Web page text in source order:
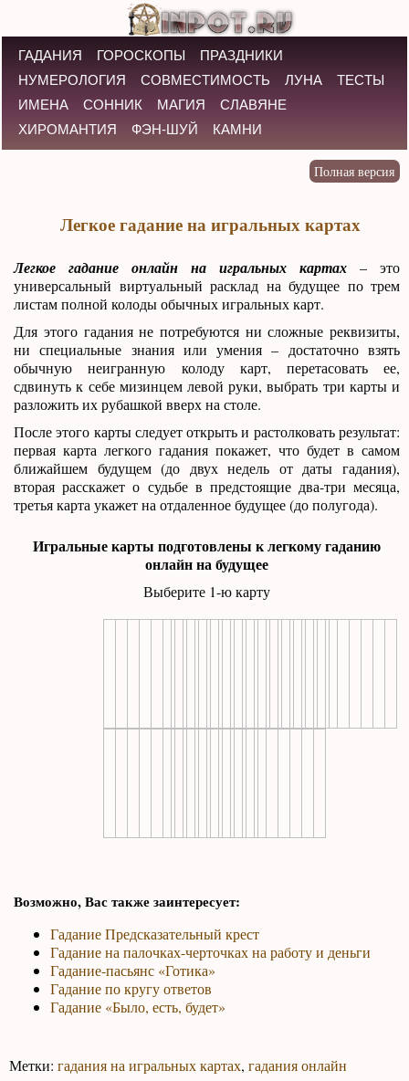
ГАДАНИЯ ГОРОСКОПЫ
ПРАЗДНИКИ
НУМЕРОЛОГИЯ
СОВМЕСТИМОСТЬ ЛУНА
ТЕСТЫ
ИМЕНА
СОННИК МАГИЯ
СЛАВЯНЕ
ХИРОМАНТИЯ
ФЭН-ШУЙ КАМНИ
Легкое гадание на игральных картах
Легкое гадание онлайн на игральных картах – это
универсальный виртуальный расклад на будущее по трем
листам полной колоды обычных игральных карт.
Для этого гадания не потребуются ни сложные реквизиты,
ни специальные знания или умения – достаточно взять
обычную неигранную колоду карт, перетасовать ее,
сдвинуть к себе мизинцем левой руки, выбрать три карты и
разложить их рубашкой вверх на столе.
После этого карты следует открыть и растолковать результат:
первая карта легкого гадания покажет, что будет в самом
ближайшем будущем (до двух недель от даты гадания),
вторая расскажет о судьбе в предстоящие два-три месяца,
третья карта укажет на отдаленное будущее (до полугода).
Игральные карты подготовлены к легкому гаданию
онлайн на будущее
Выберите 1-ю карту
Возможно, Вас также заинтересует:
Гадание Предсказательный крест
Гадание на палочках-черточках на работу и деньги
Гадание-пасьянс «Готика»
Гадание по кругу ответов
Гадание «Было, есть, будет»
Метки:гадания на игральных картах,гадания онлайн